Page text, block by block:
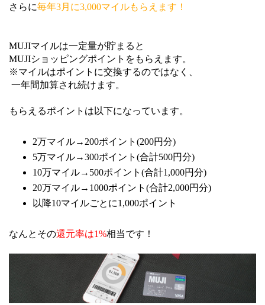
さらに毎年3月に3,000マイルもらえます！
MUJIマイルは一定量が貯まると
MUJIショッピングポイントをもらえます。
※マイルはポイントに交換するのではなく、
一年間加算され続けます。
もらえるポイントは以下になっています。
2万マイル→200ポイント(200円分)
5万マイル→300ポイント(合計500円分)
10万マイル→500ポイント(合計1,000円分)
20万マイル→1000ポイント(合計2,000円分)
以降10マイルごとに1,000ポイント
なんとその還元率は1%相当です！